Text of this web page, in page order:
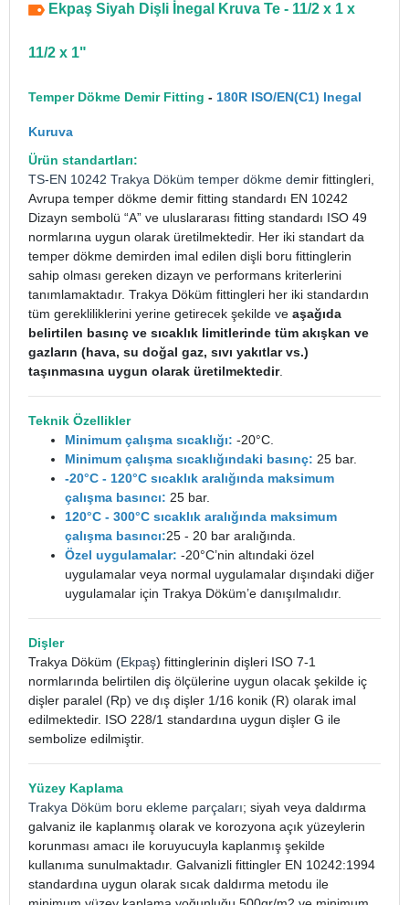
Ekpaş Siyah Dişli İnegal Kruva Te - 11/2 x 1 x
11/2 x 1"
Temper Dökme Demir Fitting - 180R ISO/EN(C1) Inegal
Kuruva
Ürün standartları:
TS-EN 10242 Trakya Döküm temper dökme demir fittingleri,
Avrupa temper dökme demir fitting standardı EN 10242
Dizayn sembolü “A” ve uluslararası fitting standardı ISO 49
normlarına uygun olarak üretilmektedir. Her iki standart da
temper dökme demirden imal edilen dişli boru fittinglerin
sahip olması gereken dizayn ve performans kriterlerini
tanımlamaktadır. Trakya Döküm fittingleri her iki standardın
tüm gerekliliklerini yerine getirecek şekilde ve aşağıda
belirtilen basınç ve sıcaklık limitlerinde tüm akışkan ve
gazların (hava, su doğal gaz, sıvı yakıtlar vs.)
taşınmasına uygun olarak üretilmektedir.
Teknik Özellikler
Minimum çalışma sıcaklığı: -20°C.
Minimum çalışma sıcaklığındaki basınç: 25 bar.
-20°C - 120°C sıcaklık aralığında maksimum
çalışma basıncı: 25 bar.
120°C - 300°C sıcaklık aralığında maksimum
çalışma basıncı:25 - 20 bar aralığında.
Özel uygulamalar: -20°C’nin altındaki özel
uygulamalar veya normal uygulamalar dışındaki diğer
uygulamalar için Trakya Döküm’e danışılmalıdır.
Dişler
Trakya Döküm (Ekpaş) fittinglerinin dişleri ISO 7-1
normlarında belirtilen diş ölçülerine uygun olacak şekilde iç
dişler paralel (Rp) ve dış dişler 1/16 konik (R) olarak imal
edilmektedir. ISO 228/1 standardına uygun dişler G ile
sembolize edilmiştir.
Yüzey Kaplama
Trakya Döküm boru ekleme parçaları; siyah veya daldırma
galvaniz ile kaplanmış olarak ve korozyona açık yüzeylerin
korunması amacı ile koruyucuyla kaplanmış şekilde
kullanıma sunulmaktadır. Galvanizli fittingler EN 10242:1994
standardına uygun olarak sıcak daldırma metodu ile